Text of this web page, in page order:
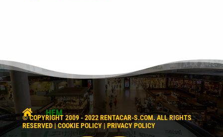
 HEM
© COPYRIGHT 2009 - 2022 RENTACAR-S.COM. ALL RIGHTS
RESERVED |COOKIE POLICY|PRIVACY POLICY